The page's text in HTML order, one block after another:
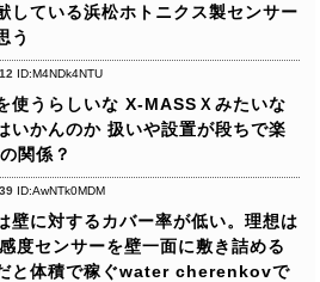
している浜松ホトニクス製センサー
う
ID:M4NDk4NTU
使うらしいな X-MASSＸみたいな
いかんのか 扱いや設置が段ちで楽
関係？
ID:AwNTk0MDM
壁に対するカバー率が低い。理想は
度センサーを壁一面に敷き詰める
と体積で稼ぐwater cherenkovで